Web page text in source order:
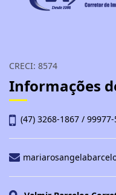
CRECI: 8574
Informações
(47) 3268-1867 /